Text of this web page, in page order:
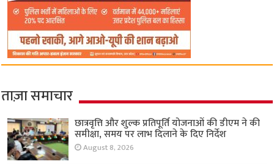
ताज़ा समाचार
छात्रवृत्ति और शुल्क प्रतिपूर्ति योजनाओं की डीएम ने की
समीक्षा, समय पर लाभ दिलाने के दिए निर्देश
August 8, 2026